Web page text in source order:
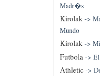
Madr�s
Kirolak->
Mundo
Kirolak->
Futbola ->
Athletic ->